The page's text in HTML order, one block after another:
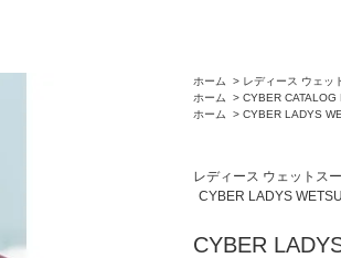
ホーム > レディース ウェッ
ホーム
> CYBER
ホーム
> CYBER LADYS
レディース ウェットス
CYBER LADYS
CYBER